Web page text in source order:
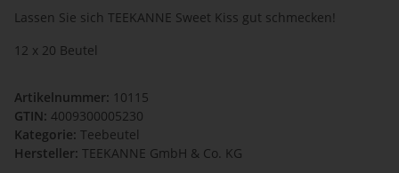
Lassen Sie sich TEEKANNE Sweet Kiss gut schmecken!
12 x 20 Beutel
Artikelnummer: 10115
GTIN: 4009300005230
Kategorie: Teebeutel
Hersteller: TEEKANNE GmbH & Co. KG